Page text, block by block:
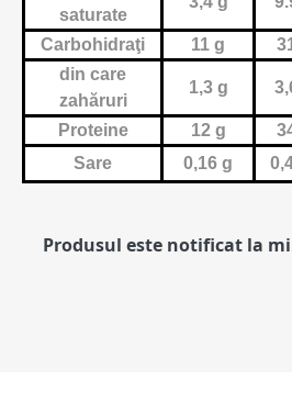
saturate
Carbohidraţi 11 g
din care
zahăruri
1,3 g
Proteine 12 g
Sare
0,16 g
Produsul este notificat la